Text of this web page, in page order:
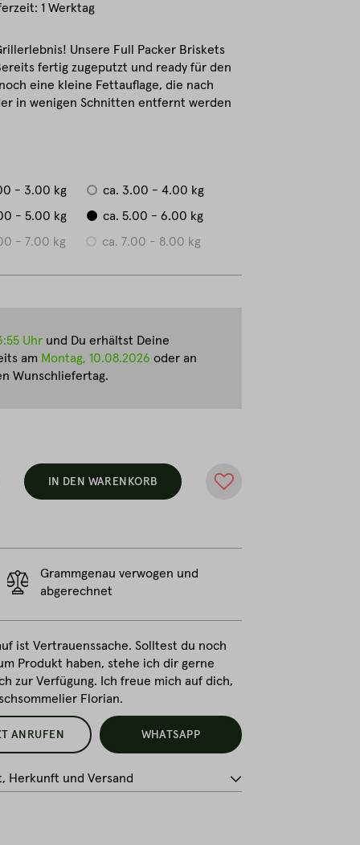
1 Werktag
Unsere Full Packer Briskets
fertig zugeputzt und ready für den
eine kleine Fettauflage, die nach
in wenigen Schnitten entfernt werden
- 3.00 kg
ca. 3.00 - 4.00 kg
- 5.00 kg
ca. 5.00 - 6.00 kg
- 7.00 kg
ca. 7.00 - 8.00 kg
IN DEN WARENKORB
Grammgenau verwogen und
abgerechnet
Uhr und Du erhältst Deine
am Montag, 10.08.2026 oder an
Wunschliefertag.
ist Vertrauenssache. Solltest du noch
Produkt haben, stehe ich dir gerne
zur Verfügung. Ich freue mich auf dich,
Florian.
ANRUFEN WHATSAPP
Herkunft und Versand